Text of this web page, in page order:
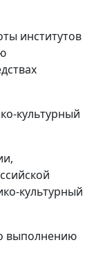
институтов
культурный
культурный
выполнению